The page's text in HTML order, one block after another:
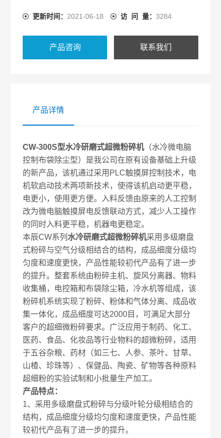
更新时间： 2021-06-18 访 问 量： 3284
产品咨询 联系我们
产品详情
CW-300S型水冷研磨式超微粉碎机（水冷微电脑
控制布袋除尘型）是我公司在原有设备基础上升级
的新产品，该机通过采用PLC触摸屏控制技术，电
机软启动技术两项新技术，使得该机启动更平稳，
电更小，使用更方便。入料反馈由原来的人工控制
改为微电脑触摸屏电反馈联动方式，减少人工操作
的同时入料更平稳，机器电更稳定。
本辰CW系列 水冷研磨式超微粉碎机采用多级磨盘
式粉碎与空气分级相结合的结构，成品细度分级均
匀度和速度更快，产品性能较初代产品有了进一步
的提升。整套系统由粉碎主机、旋风分离器、物料
收集桶，电控箱和布袋除尘箱，冷水机等组成，该
粉碎机系统实现了粉碎、粉体和气体分离、成品收
集一体化，成品细度可达2000目，可满足大部分
客户的超细微粉碎要求。广泛应用于制药、化工、
医药、食品、化妆品等行业物料的超微粉碎，适用
于五谷杂粮、药材（如三七、人参、茶叶、甘草、
山楂、珍珠等）、保健品、陶瓷、矿物等各种原料
超细粉的实验试制和小批量生产加工。
产品特点：
1、采用多级磨盘式粉碎与分级叶轮分级相结合的
结构，成品细度分级均匀度和速度更快，产品性能
较初代产品有了进一步的提升。